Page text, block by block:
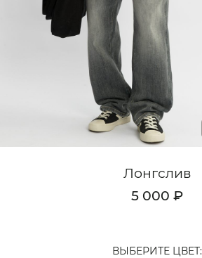
Лонгслив
5 000 ₽
ВЫБЕРИТЕ ЦВЕТ:
Кардиганы
Комплекты